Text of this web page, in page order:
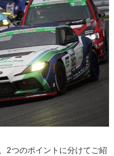
2つのポイントに分けてご紹